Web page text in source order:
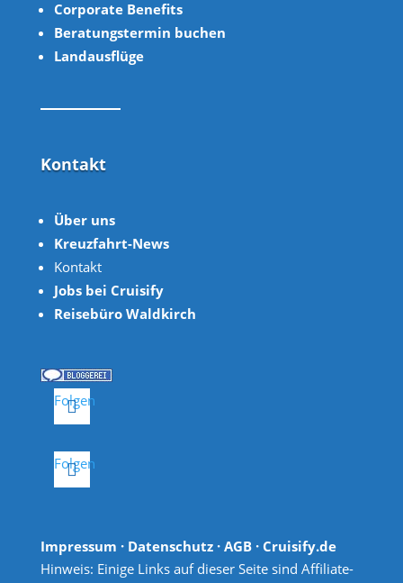
Corporate Benefits
Beratungstermin buchen
Landausflüge
Kontakt
Über uns
Kreuzfahrt-News
Kontakt
Jobs bei Cruisify
Reisebüro Waldkirch
Folgen
Folgen
Impressum · Datenschutz· AGB· Cruisify.de
Hinweis: Einige Links auf dieser Seite sind Affiliate-